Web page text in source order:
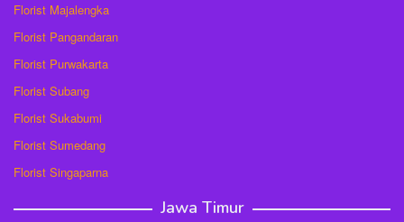
Florist Majalengka
Florist Pangandaran
Florist Purwakarta
Florist Subang
Florist Sukabumi
Florist Sumedang
Florist Singaparna
Jawa Timur